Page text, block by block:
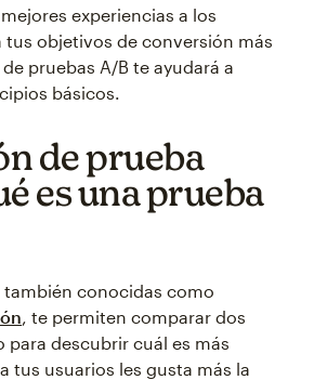
experiencias a los
tus objetivos de conversión más
pruebas A/B te ayudará a
básicos.
de prueba
es una prueba
también conocidas como
, te permiten comparar dos
para descubrir cuál es más
tus usuarios les gusta más la